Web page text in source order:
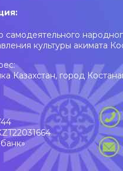
культуры акимата
Казахстан, город